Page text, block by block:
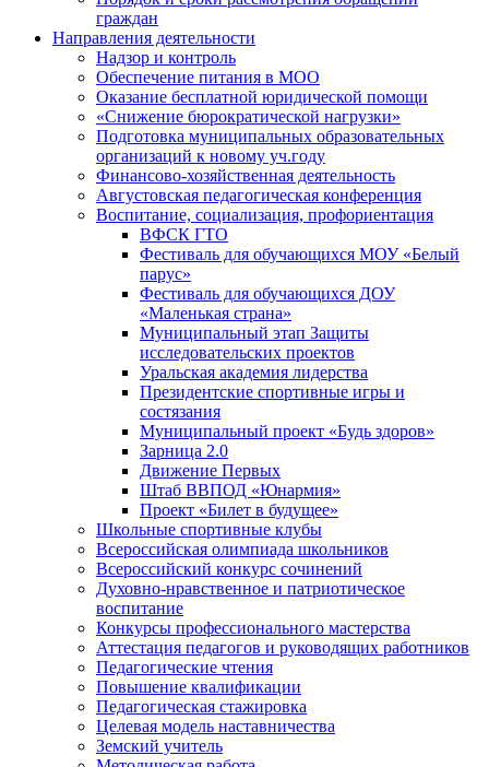
граждан
Направления деятельности
Надзор и контроль
Обеспечение питания в МОО
Оказание бесплатной юридической помощи
«Снижение бюрократической нагрузки»
Подготовка муниципальных образовательных
организаций к новому уч.году
Финансово-хозяйственная деятельность
Августовская педагогическая конференция
Воспитание, социализация, профориентация
ВФСК ГТО
Фестиваль для обучающихся МОУ «Белый
парус»
Фестиваль для обучающихся ДОУ
«Маленькая страна»
Муниципальный этап Защиты
исследовательских проектов
Уральская академия лидерства
Президентские спортивные игры и
состязания
Муниципальный проект «Будь здоров»
Зарница 2.0
Движение Первых
Штаб ВВПОД «Юнармия»
Проект «Билет в будущее»
Школьные спортивные клубы
Всероссийская олимпиада школьников
Всероссийский конкурс сочинений
Духовно-нравственное и патриотическое
воспитание
Конкурсы профессионального мастерства
Аттестация педагогов и руководящих работников
Педагогические чтения
Повышение квалификации
Педагогическая стажировка
Целевая модель наставничества
Земский учитель